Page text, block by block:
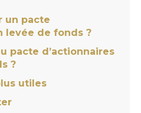
un pacte
levée de fonds ?
pacte d’actionnaires
?
utiles